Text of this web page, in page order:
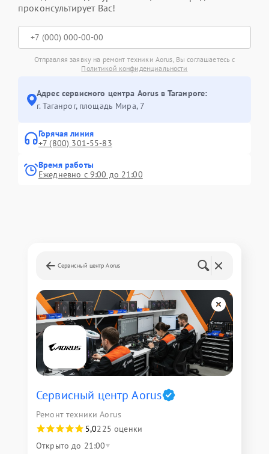
проконсультирует Вас!
Отправляя заявку на ремонт техники Aorus, Вы соглашаетесь с
Политикой конфиденциальности
Адрес сервисного центра Aorus в Таганроге:
г. Таганрог, площадь Мира, 7
Горячая линия
+7 (800) 301-55-83
Время работы
Ежедневно с 9:00 до 21:00
Сервисный центр Aorus
Сервисный центр Aorus
Ремонт техники Aorus
5,0225 оценки
Открыто до 21:00